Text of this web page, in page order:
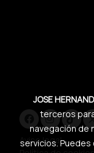
Aviso legal
JOSE
terceros
navegación de
servicios.